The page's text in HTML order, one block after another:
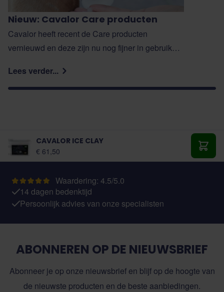
Nieuw: Cavalor Care producten
Cavalor heeft recent de Care producten
vernieuwd en deze zijn nu nog fijner in gebruik
over de vernieuwde producten.
Lees verder...
CAVALOR ICE CLAY
Vanaf:
€ 61,50
Waardering: 4.5/5.0
14 dagen bedenktijd
Persoonlijk advies van onze specialisten
ABONNEREN OP DE NIEUWSBRIEF
Abonneer je op onze nieuwsbrief en blijf op de hoogte van
de nieuwste producten en de beste aanbiedingen.